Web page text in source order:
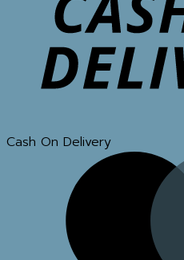
Cash On Delivery